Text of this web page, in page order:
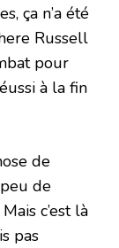
ça n’a été
Russell
pour
à la fin
de
de
c’est là
pas